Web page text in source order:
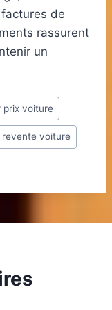
de
rassurent
un
prix voiture
revente voiture